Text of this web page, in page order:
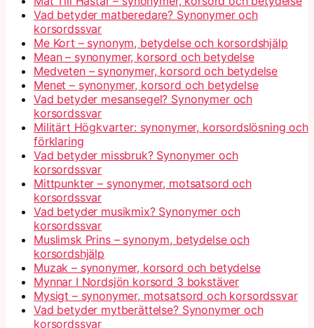
Vad betyder matberedare? Synonymer och
korsordssvar
Me Kort – synonym, betydelse och korsordshjälp
Mean – synonymer, korsord och betydelse
Medveten – synonymer, korsord och betydelse
Menet – synonymer, korsord och betydelse
Vad betyder mesansegel? Synonymer och
korsordssvar
Militärt Högkvarter: synonymer, korsordslösning och
förklaring
Vad betyder missbruk? Synonymer och
korsordssvar
Mittpunkter – synonymer, motsatsord och
korsordssvar
Vad betyder musikmix? Synonymer och
korsordssvar
Muslimsk Prins – synonym, betydelse och
korsordshjälp
Muzak – synonymer, korsord och betydelse
Mynnar I Nordsjön korsord 3 bokstäver
Mysigt – synonymer, motsatsord och korsordssvar
Vad betyder mytberättelse? Synonymer och
korsordssvar